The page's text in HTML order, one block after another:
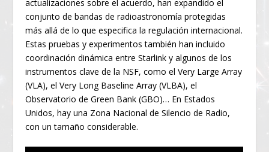
actualizaciones sobre el acuerdo, han expandido el
conjunto de bandas de radioastronomía protegidas
más allá de lo que especifica la regulación internacional.
Estas pruebas y experimentos también han incluido
coordinación dinámica entre Starlink y algunos de los
instrumentos clave de la NSF, como el Very Large Array
(VLA), el Very Long Baseline Array (VLBA), el
Observatorio de Green Bank (GBO)… En Estados
Unidos, hay una Zona Nacional de Silencio de Radio,
con un tamaño considerable.